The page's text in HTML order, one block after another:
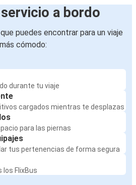
a bordo
puedes encontrar para un viaje
más cómodo:
durante tu viaje
cargados mientras te desplazas
para las piernas
tus pertenencias de forma segura
los FlixBus